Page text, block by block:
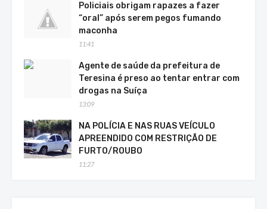
Policiais obrigam rapazes a fazer
“oral” após serem pegos fumando
maconha
11:41
Agente de saúde da prefeitura de
Teresina é preso ao tentar entrar com
drogas na Suíça
13:09
NA POLÍCIA E NAS RUAS VEÍCULO
APREENDIDO COM RESTRIÇÃO DE
FURTO/ROUBO
11:27